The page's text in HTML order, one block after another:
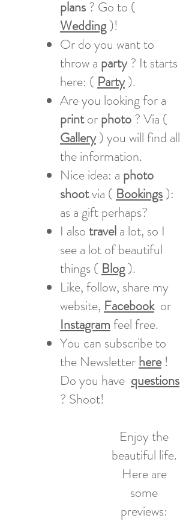
plans? Go to (
Wedding)!
Or do you want to
throw a party? It starts
here: ( Party).
Are you looking for a
printorphoto? Via (
Gallery) you will find all
the information.
Nice idea: a photo
shootvia ( Bookings):
as a gift perhaps?
I also travela lot, so I
see a lot of beautiful
things ( Blog).
Like, follow, share my
website, Facebook or
Instagramfeel free.
You can subscribe to
the Newsletterhere!
Do you have questions
? Shoot!
Enjoy the
beautiful life.
Here are
some
previews: